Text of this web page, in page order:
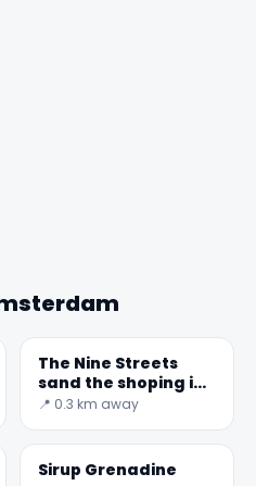
The Nine Streets
sand the shoping in
Amsterdam
📍 0.3 km away
Sirup Grenadine